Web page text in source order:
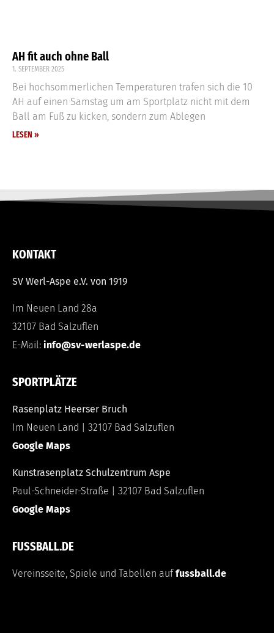
AH fit auch ohne Ball
1. SEPTEMBER 2025
Bei hochsommerlichen Temperaturen trafen sich die 10
AH auf einen Samstag um am Sportplatz nicht mit dem
Ball am Fuß zu kicken, sondern zum Ablegen
LESEN »
KONTAKT
SV Werl-Aspe e.V. von 1919
Im Neuen Land 28a
32107 Bad Salzuflen
E-Mail: info@sv-werlaspe.de
SPORTPLÄTZE
Rasenplatz Heerser Bruch
Im Neuen Land | 32107 Bad Salzuflen
Google Maps
Kunstrasenplatz Schulzentrum Aspe
Paul-Schneider-Straße | 32107 Bad Salzuflen
Google Maps
FUSSBALL.DE
Vereinsseite, Spiele und Tabellen auffussball.de